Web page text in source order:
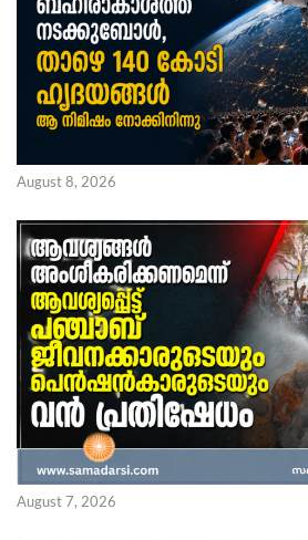
August 8, 2026
August 7, 2026